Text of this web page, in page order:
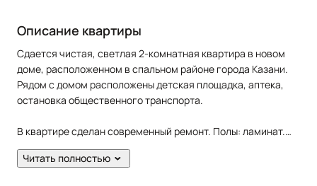
Описание квартиры
Сдается чистая, светлая 2-комнатная квартира в новом
доме, расположенном в спальном районе города Казани.
Рядом с домом расположены детская площадка, аптека,
остановка общественного транспорта.
В квартире сделан современный ремонт. Полы: ламинат.
Окна: пластиковые. Сан. узел в кафеле. Есть лоджия.
Читать полностью